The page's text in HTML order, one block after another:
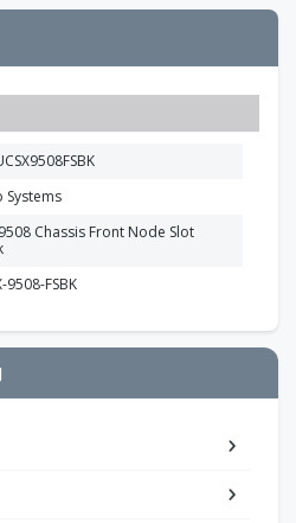
Systems
Chassis Front Node Slot
9508-FSBK